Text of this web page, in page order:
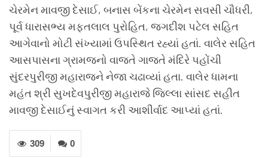
ચેરમેન માવજી દેસાઈ, બનાસ બેંકના ચેરમેન સવસી ચૌધરી,
પૂર્વ ધારાસભ્ય મફતલાલ પુરોહિત, જગદીશ પટેલ સહિત
આગેવાનો મોટી સંખ્યામાં ઉપસ્થિત રહ્યાં હતાં. વાલેર સહિત
આસપાસના ગ્રામજનો વાજતે ગાજતે મંદિરે પહોંચી
સુંદરપુરીજી મહારાજને નેજા ચઢાવ્યાં હતા. વાલેર ધામના
મહંત શ્રી સુખદેવપુરીજી મહારાજે જિલ્લા સાંસદ સહીત
માવજી દેસાઈનું સ્વાગત કરી આશીર્વાદ આપ્યાં હતાં.
0
309